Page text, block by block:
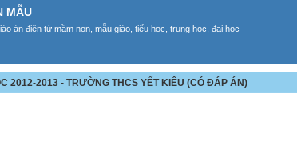
MẪU
án điện tử mầm non, mẫu giáo, tiểu học, trung học, đại học
2012-2013 - TRƯỜNG THCS YẾT KIÊU (CÓ ĐÁP ÁN)